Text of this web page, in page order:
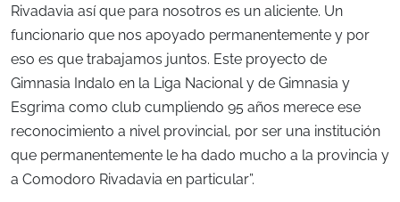
Rivadavia así que para nosotros es un aliciente. Un
funcionario que nos apoyado permanentemente y por
eso es que trabajamos juntos. Este proyecto de
Gimnasia Indalo en la Liga Nacional y de Gimnasia y
Esgrima como club cumpliendo 95 años merece ese
reconocimiento a nivel provincial, por ser una institución
que permanentemente le ha dado mucho a la provincia y
a Comodoro Rivadavia en particular”.